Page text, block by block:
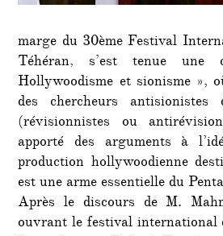
marge du 30ème Festival
Téhéran, s’est tenue une
Hollywoodisme et sionisme »,
des chercheurs
(révisionnistes ou
apporté des arguments à
production hollywoodienne
est une arme essentielle du
Après le discours de M.
ouvrant le festival international